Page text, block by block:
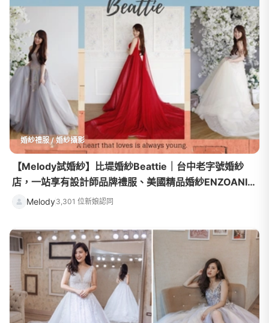
婚紗禮服 / 婚紗攝影
【Melody試婚紗】比堤婚紗Beattie｜台中老字號婚紗
店，一站享有設計師品牌禮服、美國精品婚紗ENZOANI的
幸福雙體驗！
Melody3,301 位新娘認同